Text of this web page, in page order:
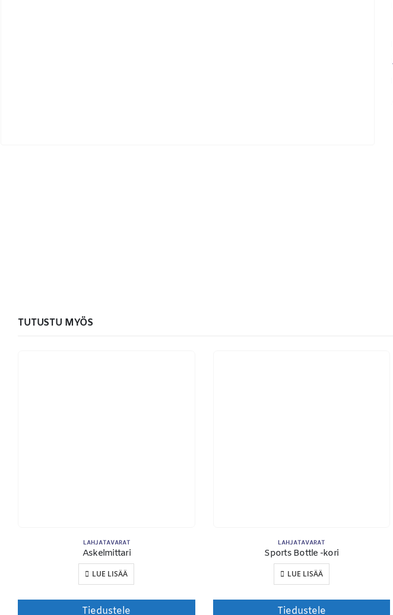
TUTUSTU MYÖS
LAHJATAVARAT
Askelmittari
LUE LISÄÄ
Tiedustele
LAHJATAVARAT
Sports Bottle -kori
LUE LISÄÄ
Tiedustele